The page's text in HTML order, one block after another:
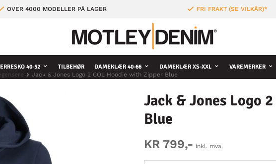
OVER 4000 MODELLER PÅ LAGER FRI FRAKT (SE VILKÅR)*
40-52 TILBEHØR DAMEKLÆR 40-66 DAMEKLÆR XS-XXL VAREMERKER
Jack & Jones Logo 2 COL Hoodie with Zipper Blue
Jack & Jones Logo
Blue
KR 799,- inkl. mva.